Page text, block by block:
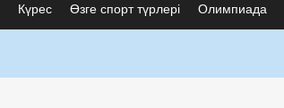
Күрес Өзге спорт түрлері Олимпиада